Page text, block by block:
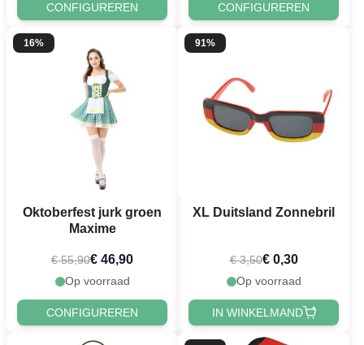
CONFIGUREREN CONFIGUREREN
16%
Oktoberfest jurk groen
Maxime
€ 55,90€ 46,90
Op voorraad
CONFIGUREREN
91%
XL Duitsland Zonnebril
€ 3,50€ 0,30
Op voorraad
IN WINKELMAND